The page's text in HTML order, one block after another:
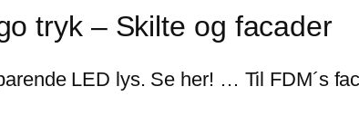
tryk – Skilte og facader
LED lys. Se her! … Til FDM´s